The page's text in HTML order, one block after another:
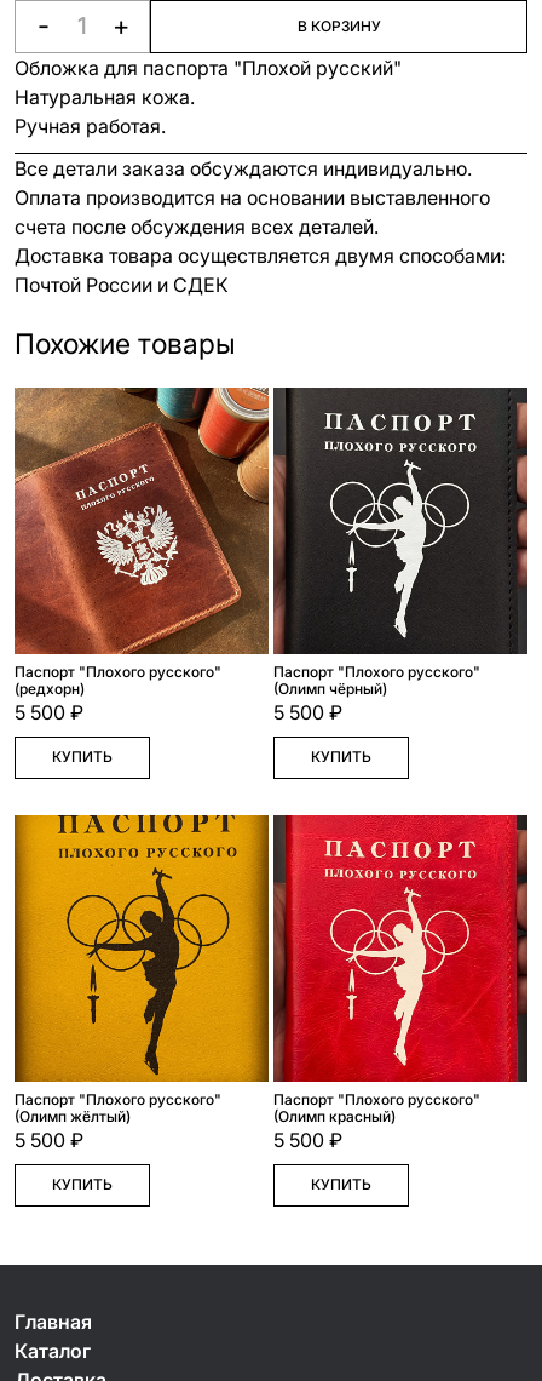
- + В КОРЗИНУ
Обложка для паспорта "Плохой русский"
Натуральная кожа.
Ручная работая.
Все детали заказа обсуждаются индивидуально.
Оплата производится на основании выставленного
счета после обсуждения всех деталей.
Доставка товара осуществляется двумя способами:
Почтой России и СДЕК
Похожие товары
Паспорт "Плохого русского"
(редхорн)
5 500 ₽
КУПИТЬ
Паспорт "Плохого русского"
(Олимп чёрный)
5 500 ₽
КУПИТЬ
Паспорт "Плохого русского"
(Олимп жёлтый)
5 500 ₽
КУПИТЬ
Паспорт "Плохого русского"
(Олимп красный)
5 500 ₽
КУПИТЬ
Главная
Каталог